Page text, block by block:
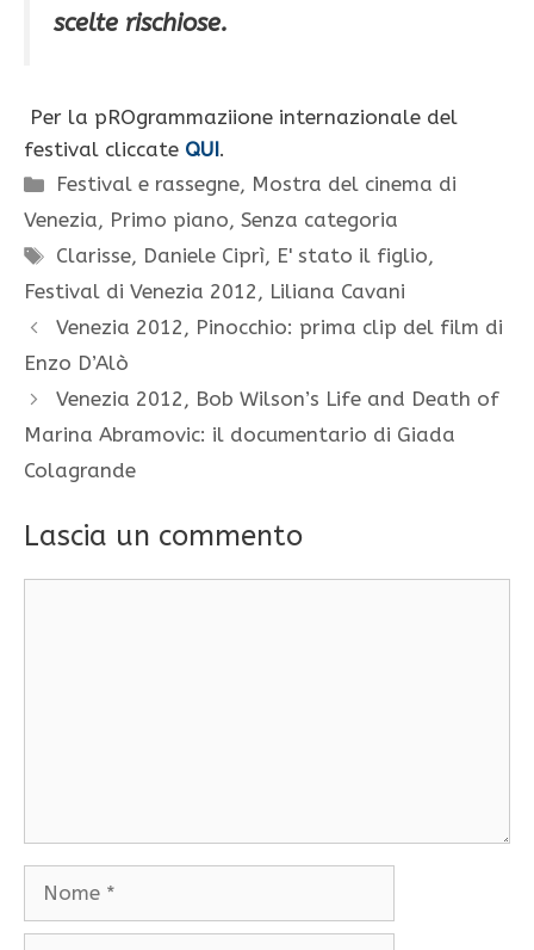
scelte rischiose.
Per la pROgrammaziione internazionale del
festival cliccate QUI.
Categorie
Festival e rassegne, Mostra del cinema di
Venezia, Primo piano, Senza categoria
Tag
Clarisse, Daniele Ciprì, E' stato il figlio,
Festival di Venezia 2012 , Liliana Cavani
Venezia 2012, Pinocchio: prima clip del film di
Enzo D’Alò
Venezia 2012, Bob Wilson’s Life and Death of
Marina Abramovic: il documentario di Giada
Colagrande
Lascia un commento